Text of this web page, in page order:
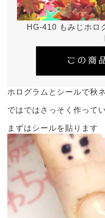
HG-410 もみじホロ
ホログラムとシールで秋
ではではさっそく作って
まずはシールを貼ります